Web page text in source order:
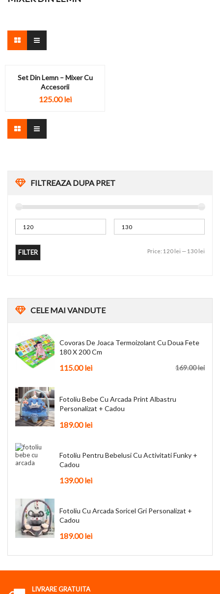
FILTREAZA DUPA PRET
FILTER Price: 120 lei — 130 lei
CELEMAI VANDUTE
Covoras De Joaca Termoizolant Cu Doua Fete
180 X 200 Cm
169.00lei
115.00lei
Fotoliu Bebe Cu Arcada Print Albastru
Personalizat + Cadou
189.00lei
Fotoliu Pentru Bebelusi Cu Activitati Funky +
Cadou
139.00lei
Fotoliu Cu Arcada Soricel Gri Personalizat +
Cadou
189.00lei
Set Din Lemn – Mixer Cu
Accesorii
125.00lei
LIVRARE GRATUITA